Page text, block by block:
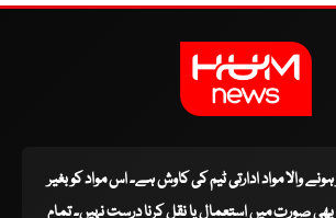
ہونے والا مواد ادارتی ٹیم کی کاوش ہے۔ اس مواد کو بغیر
صورت میں استعمال یا نقل کرنا درست نہیں۔ تمام